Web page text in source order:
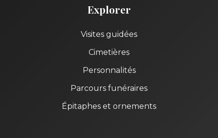
Explorer
Visites guidées
Cimetières
Personnalités
Parcours funéraires
Épitaphes et ornements